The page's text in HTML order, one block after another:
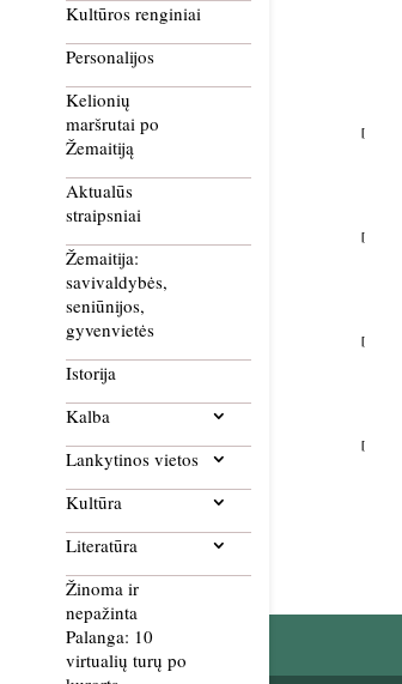
Kultūros renginiai
Personalijos
Kelionių
maršrutai po
Žemaitiją
Aktualūs
straipsniai
Žemaitija:
savivaldybės,
seniūnijos,
gyvenvietės
Istorija
Kalba
Lankytinos vietos
Kultūra
Literatūra
Žinoma ir
nepažinta
Palanga: 10
virtualių turų po